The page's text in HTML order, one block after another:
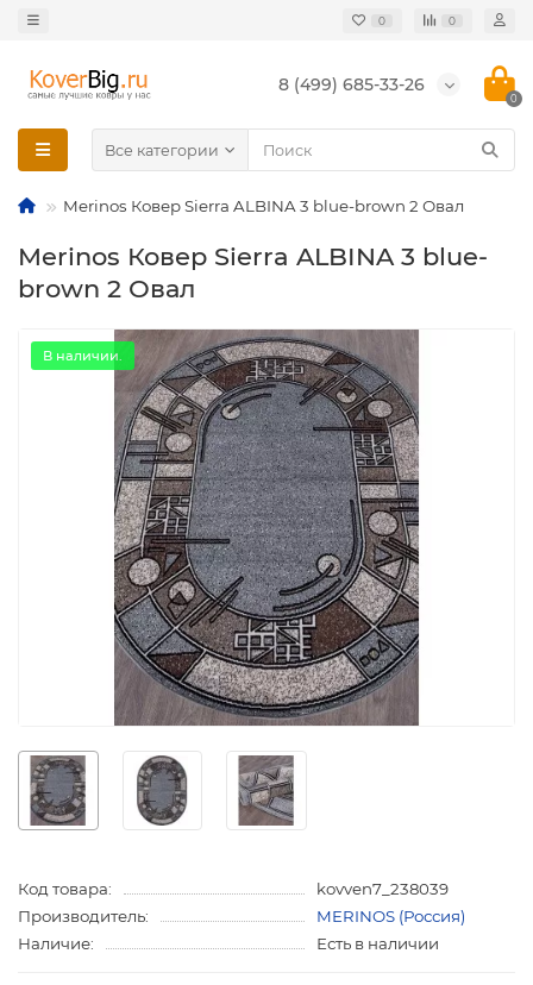
0 0
8 (499) 685-33-26
0
Все категории
Merinos Ковер Sierra ALBINA 3 blue-brown 2 Овал
Merinos Ковер Sierra ALBINA 3 blue-
brown 2 Овал
В наличии.
Код товара:
kovven7_238039
Производитель:
MERINOS (Россия)
Наличие:
Есть в наличии